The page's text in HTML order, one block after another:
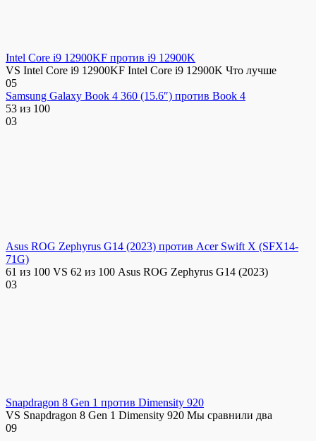
Intel Core i9 12900KF против i9 12900K
VS Intel Core i9 12900KF Intel Core i9 12900K Что лучше
05
Samsung Galaxy Book 4 360 (15.6″) против Book 4
53 из 100
03
Asus ROG Zephyrus G14 (2023) против Acer Swift X (SFX14-
71G)
61 из 100 VS 62 из 100 Asus ROG Zephyrus G14 (2023)
03
Snapdragon 8 Gen 1 против Dimensity 920
VS Snapdragon 8 Gen 1 Dimensity 920 Мы сравнили два
09